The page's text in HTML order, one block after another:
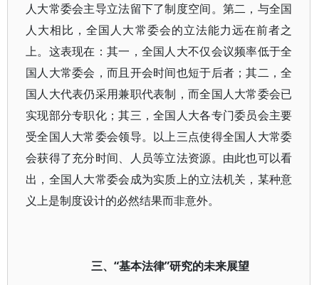
人大常委会主导立法留下了制度空间。第二，与全国
人大相比，全国人大常委会的立法能力远在前者之
上。这表现在：其一，全国人大不仅会议频率低于全
国人大常委会，而且开会时间也短于后者；其二，全
国人大代表仍采用兼职代表制，而全国人大常委会已
实现部分专职化；其三，全国人大各专门委员会主要
受全国人大常委会领导。以上三点使得全国人大常委
会获得了充分时间、人员等立法资源。由此也可以看
出，全国人大常委会成为实质上的立法机关，某种意
义上是制度设计的必然结果而非意外。
三、“基本法律”研究的未来展望